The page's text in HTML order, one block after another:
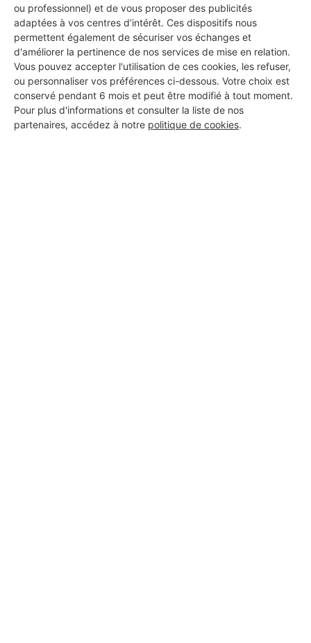
ou professionnel) et de vous proposer des publicités
adaptées à vos centres d’intérêt. Ces dispositifs nous
permettent également de sécuriser vos échanges et
d'améliorer la pertinence de nos services de mise en relation.
Vous pouvez accepter l'utilisation de ces cookies, les refuser,
ou personnaliser vos préférences ci-dessous. Votre choix est
conservé pendant 6 mois et peut être modifié à tout moment.
Pour plus d'informations et consulter la liste de nos
partenaires, accédez à notre politique de cookies.
B.N.S BATIMENT
Saint-Victoret
8 ans d'expérience
Voir sa fiche